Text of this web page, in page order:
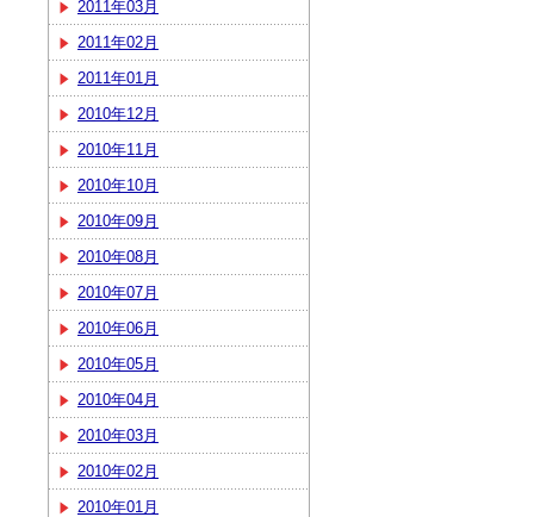
2011年03月
2011年02月
2011年01月
2010年12月
2010年11月
2010年10月
2010年09月
2010年08月
2010年07月
2010年06月
2010年05月
2010年04月
2010年03月
2010年02月
2010年01月